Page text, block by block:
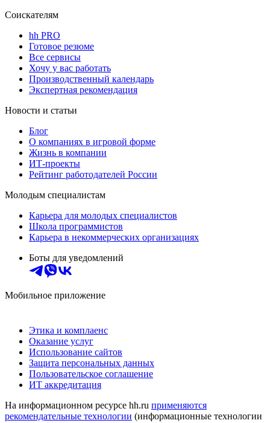
Соискателям
hh PRO
Готовое резюме
Все сервисы
Хочу у вас работать
Производственный календарь
Экспертная рекомендация
Новости и статьи
Блог
О компаниях в игровой форме
Жизнь в компании
ИТ-проекты
Рейтинг работодателей России
Молодым специалистам
Карьера для молодых специалистов
Школа программистов
Карьера в некоммерческих организациях
Боты для уведомлений
Мобильное приложение
Этика и комплаенс
Оказание услуг
Использование сайтов
Защита персональных данных
Пользовательское соглашение
ИТ аккредитация
На информационном ресурсе hh.ru применяются
рекомендательные технологии (информационные технологии